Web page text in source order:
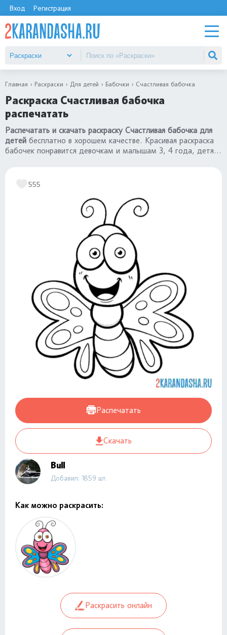
Вход Регистрация
Главная Раскраски Для детей Бабочки Счастливая бабочка
Раскраска Счастливая бабочка
распечатать
Распечатать и скачать раскраску Счастливая бабочка для
детей бесплатно в хорошем качестве. Красивая раскраска
бабочек понравится девочкам и малышам 3, 4 года, детям
555
Распечатать
Скачать
Bull
Добавил: 1859 шт.
Как можно раскрасить:
Раскрасить онлайн